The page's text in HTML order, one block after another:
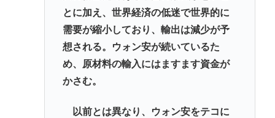
とに加え、世界経済の低迷で世界的に
需要が縮小しており、輸出は減少が予
想される。ウォン安が続いているた
め、原材料の輸入にはますます資金が
かさむ。
以前とは異なり、ウォン安をテコに